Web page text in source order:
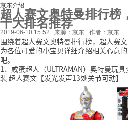
京东介绍
超人赛文奥特曼排行榜
十大排名推荐
2019-06-10 15:52 来源：京东 作者：京东
围绕着超人赛文奥特曼排行榜，超人赛
为各位可爱的小宝贝详细介绍相关心意
吧。
1、咸蛋超人（ULTRAMAN）奥特曼玩
装 超人赛文【发光发声13处关节可动】